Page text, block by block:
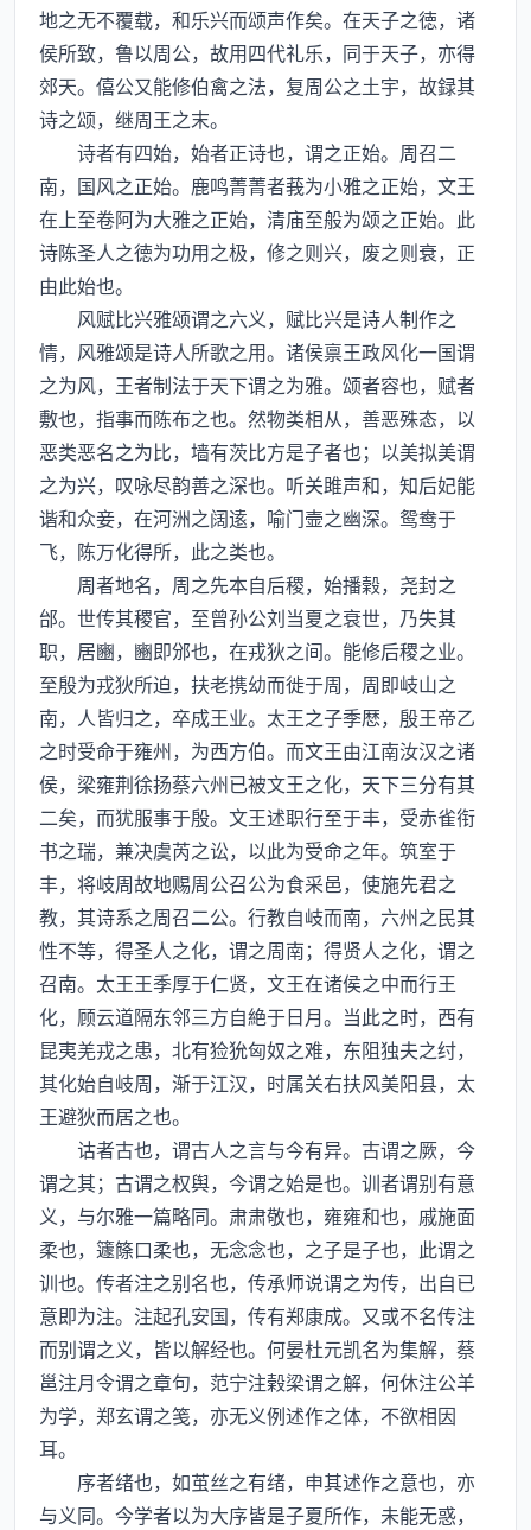
地之无不覆载，和乐兴而颂声作矣。在天子之徳，诸
侯所致，鲁以周公，故用四代礼乐，同于天子，亦得
郊天。僖公又能修伯禽之法，复周公之土宇，故録其
诗之颂，继周王之末。
诗者有四始，始者正诗也，谓之正始。周召二
南，国风之正始。鹿鸣菁菁者莪为小雅之正始，文王
在上至卷阿为大雅之正始，清庙至般为颂之正始。此
诗陈圣人之徳为功用之极，修之则兴，废之则衰，正
由此始也。
风赋比兴雅颂谓之六义，赋比兴是诗人制作之
情，风雅颂是诗人所歌之用。诸侯禀王政风化一国谓
之为风，王者制法于天下谓之为雅。颂者容也，赋者
敷也，指事而陈布之也。然物类相从，善恶殊态，以
恶类恶名之为比，墙有茨比方是子者也；以美拟美谓
之为兴，叹咏尽韵善之深也。听关雎声和，知后妃能
谐和众妾，在河洲之阔逺，喻门壸之幽深。鸳鸯于
飞，陈万化得所，此之类也。
周者地名，周之先本自后稷，始播榖，尧封之
邰。世传其稷官，至曾孙公刘当夏之衰世，乃失其
职，居豳，豳即邠也，在戎狄之间。能修后稷之业。
至殷为戎狄所迫，扶老携幼而徙于周，周即岐山之
南，人皆归之，卒成王业。太王之子季厯，殷王帝乙
之时受命于雍州，为西方伯。而文王由江南汝汉之诸
侯，梁雍荆徐扬蔡六州已被文王之化，天下三分有其
二矣，而犹服事于殷。文王述职行至于丰，受赤雀衔
书之瑞，兼决虞芮之讼，以此为受命之年。筑室于
丰，将岐周故地赐周公召公为食采邑，使施先君之
教，其诗系之周召二公。行教自岐而南，六州之民其
性不等，得圣人之化，谓之周南；得贤人之化，谓之
召南。太王王季厚于仁贤，文王在诸侯之中而行王
化，顾云道隔东邻三方自絶于日月。当此之时，西有
昆夷羌戎之患，北有猃狁匈奴之难，东阻独夫之纣，
其化始自岐周，渐于江汉，时属关右扶风美阳县，太
王避狄而居之也。
诂者古也，谓古人之言与今有异。古谓之厥，今
谓之其；古谓之权舆，今谓之始是也。训者谓别有意
义，与尔雅一篇略同。肃肃敬也，雍雍和也，戚施面
柔也，籧篨口柔也，无念念也，之子是子也，此谓之
训也。传者注之别名也，传承师说谓之为传，出自已
意即为注。注起孔安国，传有郑康成。又或不名传注
而别谓之义，皆以解经也。何晏杜元凯名为集解，蔡
邕注月令谓之章句，范宁注榖梁谓之解，何休注公羊
为学，郑玄谓之笺，亦无义例述作之体，不欲相因
耳。
序者绪也，如茧丝之有绪，申其述作之意也，亦
与义同。今学者以为大序皆是子夏所作，未能无惑，